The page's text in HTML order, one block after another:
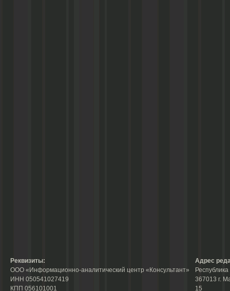
Реквизиты:
ООО «Информационно-аналитический центр «Консультант»
ИНН 050541027419
КПП 056101001
Адрес
367013 г.
15